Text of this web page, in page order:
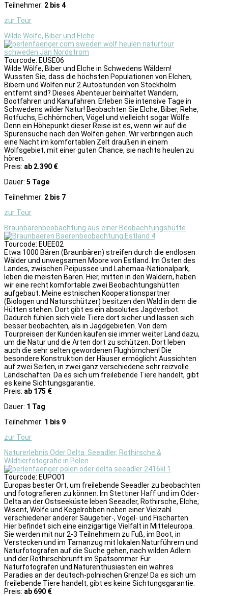
Teilnehmer: 2 bis 4
zur Tour
Wilde Wölfe, Biber und Elche
Tourcode: EUSE06
Wilde Wölfe, Biber und Elche in Schwedens Wäldern!
Wussten Sie, dass die höchsten Populationen von Elchen,
Bibern und Wölfen nur 2 Autostunden von Stockholm
entfernt sind? Dieses Abenteuer beinhaltet Wandern,
Bootfahren und Kanufahren. Erleben Sie intensive Tage in
Schwedens wilder Natur! Beobachten Sie Elche, Biber, Rehe,
Rotfuchs, Eichhörnchen, Vögel und vielleicht sogar Wölfe.
Denn ein Höhepunkt dieser Reise ist es, wenn wir auf die
Spurensuche nach den Wölfen gehen. Wir verbringen auch
eine Nacht im komfortablen Zelt draußen in einem
Wolfsgebiet, mit einer guten Chance, sie nachts heulen zu
hören.
Preis: ab 2.390 €
Dauer: 5 Tage
Teilnehmer: 2 bis 7
zur Tour
Braunbärenbeobachtung aus einer Beobachtungshütte
Tourcode: EUEE02
Etwa 1000 Bären (Braunbären) streifen durch die endlosen
Wälder und unwegsamen Moore von Estland. Im Osten des
Landes, zwischen Peipussee und Lahemaa-Nationalpark,
leben die meisten Bären. Hier, mitten in den Wäldern, haben
wir eine recht komfortable zwei Beobachtungshütten
aufgebaut. Meine estnischen Kooperationspartner
(Biologen und Naturschützer) besitzen den Wald in dem die
Hütten stehen. Dort gibt es ein absolutes Jagdverbot.
Dadurch fühlen sich viele Tiere dort sicher und lassen sich
besser beobachten, als in Jagdgebieten. Von dem
Tourpreisen der Kunden kaufen sie immer weiter Land dazu,
um die Natur und die Arten dort zu schützen. Dort leben
auch die sehr selten gewordenen Flughörnchen! Die
besondere Konstruktion der Häuser ermöglicht Aussichten
auf zwei Seiten, in zwei ganz verschiedene sehr reizvolle
Landschaften. Da es sich um freilebende Tiere handelt, gibt
es keine Sichtungsgarantie.
Preis: ab 175 €
Dauer: 1 Tag
Teilnehmer: 1 bis 9
zur Tour
Naturerlebnis Oder Delta: Seeadler, Rothirsche &
Wildtierfotografie in Polen
Tourcode: EUPO01
Europas bester Ort, um freilebende Seeadler zu beobachten
und fotografieren zu können. Im Stettiner Haff und im Oder-
Delta an der Ostseeküste leben Seeadler, Rothirsche, Elche,
Wisent, Wölfe und Kegelrobben neben einer Vielzahl
verschiedener anderer Säugetier-, Vogel- und Fischarten.
Hier befindet sich eine einzigartige Vielfalt in Mitteleuropa.
Sie werden mit nur 2-3 Teilnehmern zu Fuß, im Boot, in
Verstecken und im Tarnanzug mit lokalen Naturführern und
Naturfotografen auf die Suche gehen, nach wilden Adlern
und der Rothirschbrunft im Spätsommer. Für
Naturfotografen und Naturenthusiasten ein wahres
Paradies an der deutsch-polnischen Grenze! Da es sich um
freilebende Tiere handelt, gibt es keine Sichtungsgarantie.
Preis: ab 690 €